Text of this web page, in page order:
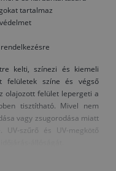
tartalmaz
kelti, színezi és kiemeli
felületek színe és végső
olajozott felület lepergeti a
tisztítható. Mivel nem
vagy zsugorodása miatt
szűrő és UV-megkötő